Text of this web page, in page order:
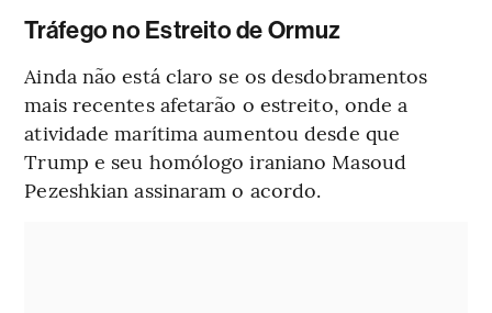
Tráfego no Estreito de Ormuz
Ainda não está claro se os desdobramentos
mais recentes afetarão o estreito, onde a
atividade marítima aumentou desde que
Trump e seu homólogo iraniano Masoud
Pezeshkian assinaram o acordo.